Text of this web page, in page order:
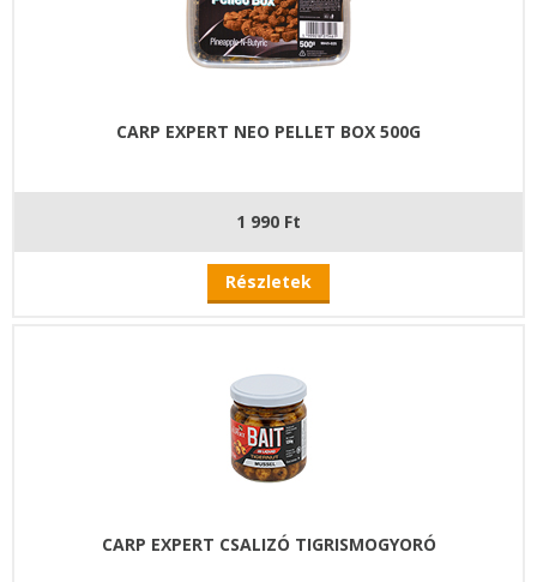
CARP EXPERT NEO PELLET BOX 500G
1 990 Ft
Részletek
CARP EXPERT CSALIZÓ TIGRISMOGYORÓ